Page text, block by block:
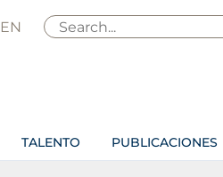
EN
Buscar
por:
TALENTO PUBLICACIONES